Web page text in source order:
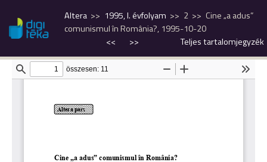
Altera 1995, I. évfolyam 2
Cine „a adus”
comunismul în România?, 1995-10-20
<<
>> Teljes tartalomjegyzék